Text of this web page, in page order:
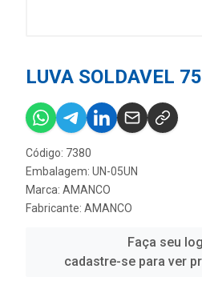
LUVA SOLDAVEL
Código: 7380
Embalagem: UN-05UN
Marca: AMANCO
Fabricante: AMANCO
Faça seu
cadastre-se para ver